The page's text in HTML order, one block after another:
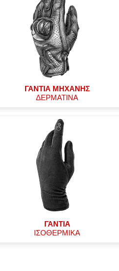
ΓΑΝΤΙΑ ΜΗΧΑΝΗΣ
ΔΕΡΜΑΤΙΝΑ
ΓΑΝΤΙΑ
ΙΣΟΘΕΡΜΙΚΑ